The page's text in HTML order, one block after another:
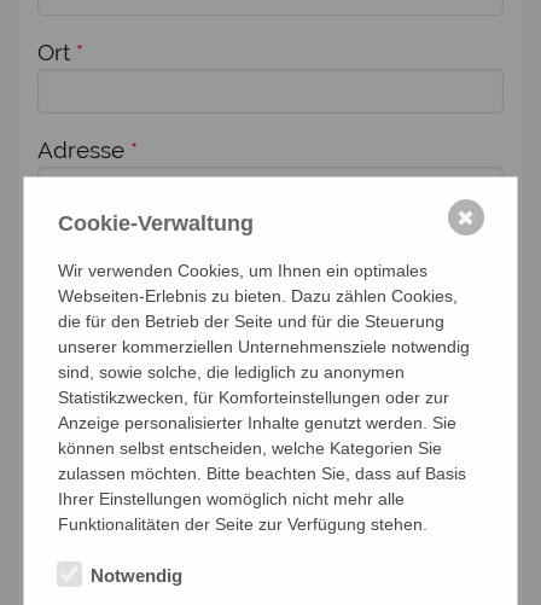
Ort *
Adresse *
diese Veranstaltung an:
Anzahl Personen
Namen der Personen (Vor- und Nachname)
Ich verpflichte mich, die Zahlung und
Cookie-Verwaltung
Wir verwenden Cookies, um Ihnen ein optimales
Webseiten-Erlebnis zu bieten. Dazu zählen Cookies,
die für den Betrieb der Seite und für die Steuerung
unserer kommerziellen Unternehmensziele notwendig
sind, sowie solche, die lediglich zu anonymen
Statistikzwecken, für Komforteinstellungen oder zur
Anzeige personalisierter Inhalte genutzt werden. Sie
können selbst entscheiden, welche Kategorien Sie
zulassen möchten. Bitte beachten Sie, dass auf Basis
Ihrer Einstellungen womöglich nicht mehr alle
Funktionalitäten der Seite zur Verfügung stehen.
Notwendig
✖